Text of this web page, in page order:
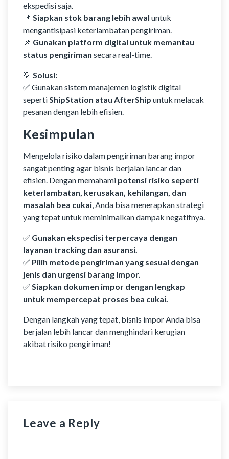
ekspedisi saja.
📌 Siapkan stok barang lebih awal untuk
mengantisipasi keterlambatan pengiriman.
📌 Gunakan platform digital untuk memantau
status pengiriman secara real-time.
💡Solusi:
✅ Gunakan sistem manajemen logistik digital
sepertiShipStation atau AfterShip untuk melacak
pesanan dengan lebih efisien.
Kesimpulan
Mengelola risiko dalam pengiriman barang impor
sangat penting agar bisnis berjalan lancar dan
efisien. Dengan memahami potensi risiko seperti
keterlambatan, kerusakan, kehilangan, dan
masalah bea cukai, Anda bisa menerapkan strategi
yang tepat untuk meminimalkan dampak negatifnya.
✅ Gunakan ekspedisi terpercaya dengan
layanan tracking dan asuransi.
✅ Pilih metode pengiriman yang sesuai dengan
jenis dan urgensi barang impor.
✅ Siapkan dokumen impor dengan lengkap
untuk mempercepat proses bea cukai.
Dengan langkah yang tepat, bisnis impor Anda bisa
berjalan lebih lancar dan menghindari kerugian
akibat risiko pengiriman!
Leave a Reply